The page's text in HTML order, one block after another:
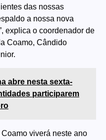
das nossas
a nossa nova
explica o coordenador de
Coamo, Cândido
abre nesta sexta-
participarem
viverá neste ano